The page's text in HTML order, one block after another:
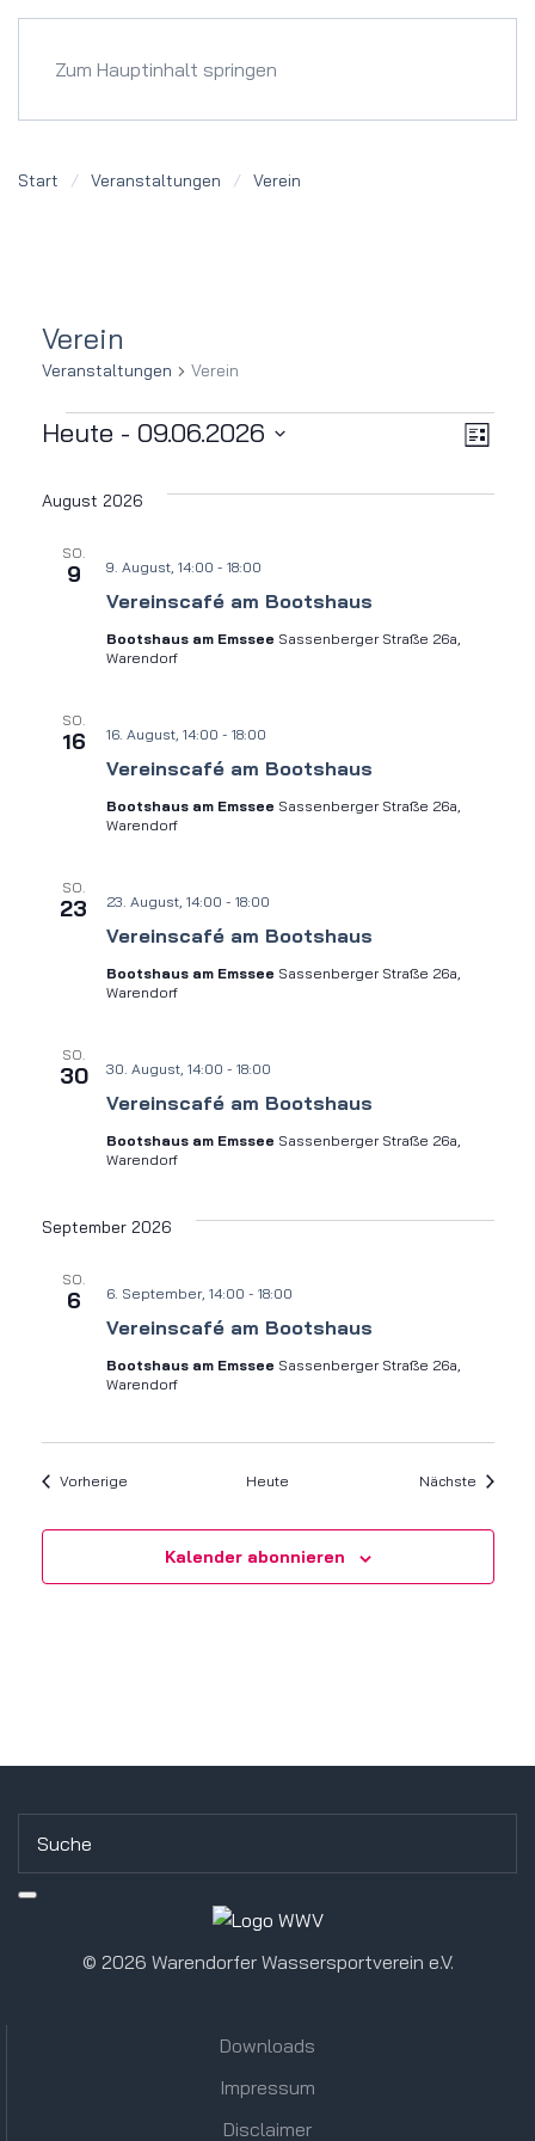
Zum Hauptinhalt springen
Start Veranstaltungen Verein
Verein
Veranstaltungen Verein
Veranstaltungen Liste
Heute - 09.06.2026
wählen.
August 2026
SO.
9
Vereinscafé am Bootshaus
9. August, 14:00 - 18:00
Bootshaus am Emssee Sassenberger Straße 26a,
Warendorf
SO.
16
Vereinscafé am Bootshaus
16. August, 14:00 - 18:00
Bootshaus am Emssee Sassenberger Straße 26a,
Warendorf
SO.
23
Vereinscafé am Bootshaus
23. August, 14:00 - 18:00
Bootshaus am Emssee Sassenberger Straße 26a,
Warendorf
SO.
30
Vereinscafé am Bootshaus
30. August, 14:00 - 18:00
Bootshaus am Emssee Sassenberger Straße 26a,
Warendorf
September 2026
SO.
6
Vereinscafé am Bootshaus
6. September, 14:00 - 18:00
Bootshaus am Emssee Sassenberger Straße 26a,
Warendorf
VorherigeVeranstaltungen Heute Nächste
Kalender abonnieren
© 2026 Warendorfer Wassersportverein e.V.
Downloads
Impressum
Disclaimer